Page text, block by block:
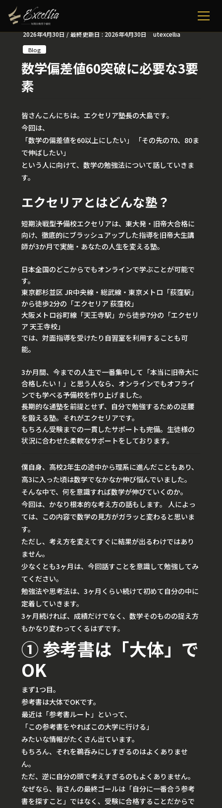
2026年4月30日/ 最終更新日 :2026年4月30日 utexcellia
Blog
数学偏差値60突破に必要な3要
素
皆さんこんにちは。エクセリア塾長の大島です。
今回は、
「数学の偏差値を60以上にしたい」 「その先の70、80ま
で伸ばしたい」
という人に向けて、数学の勉強法について話していきま
す。
エクセリアとはどんな塾？
短期決戦型予備校エクセリアは、東大発・旧帝大合格に
向け、徹底的にブラッシュアップした指導を旧帝大生講
師が3か月で実施・あなたの人生を変える塾。
日本全国のどこからでもオンラインで学ぶことが可能で
す。
東京都杉並区 JR中央線・総武線・東京メトロ「荻窪駅」
から徒歩2分の「エクセリア 荻窪校」
大阪メトロ谷町線「天王寺駅」から徒歩7分の「エクセリ
ア 天王寺校」
では、対面指導を受けたり自習室を利用することも可
能。
3か月間、今までの人生で一番集中して「本当に旧帝大に
合格したい！」と思う人なら、オンラインでもオフライ
ンでも学べる予備校を作り上げました。
長期的な通塾を前提とせず、自分で勉強するための足腰
を鍛える塾。それがエクセリアです。
もちろん受験までの一貫したサポートも完備。生徒様の
状況に合わせた柔軟なサポートをしております。
僕自身、高校2年生の途中から理系に進んだこともあり、
高3に入った頃は数学でなかなか伸び悩んでいました。
そんな中で、何を意識すれば数学が伸びていくのか。
今回は、かなり根本的な考え方の話もします。 人によっ
ては、この内容で数学の見方がガラッと変わると思いま
す。
ただし、考え方を変えてすぐに結果が出るわけではあり
ません。
少なくとも3ヶ月は、今回話すことを意識して勉強してみ
てください。
勉強法や思考法は、3ヶ月くらい続けて初めて自分の中に
定着していきます。
3ヶ月続ければ、成績だけでなく、数学そのものの捉え方
もかなり変わってくるはずです。
① 参考書は「大体」で
OK
まず1つ目。
参考書は大体でOKです。
最近は「参考書ルート」といって、
「この参考書をやればこの大学に行ける」
みたいな情報がたくさん出ています。
もちろん、それを鵜呑みにしすぎるのはよくありませ
ん。
ただ、逆に自分の頭で考えすぎるのもよくありません。
なぜなら、皆さんの最終ゴールは「自分に一番合う参考
書を探すこと」ではなく、 受験に合格することだからで